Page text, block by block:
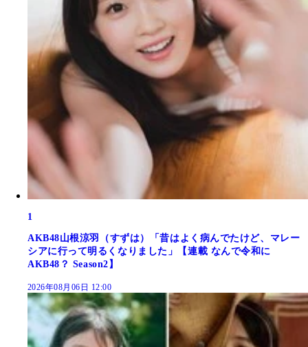
1
AKB48山根涼羽（すずは）「昔はよく病んでたけど、マレー
シアに行って明るくなりました」【連載 なんで令和に
AKB48？ Season2】
2026年08月06日 12:00